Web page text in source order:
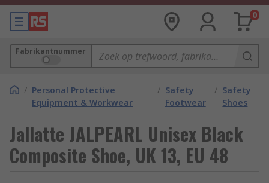
0
Fabrikantnummer
/ Personal Protective
Equipment & Workwear
/ Safety
Footwear
/ Safety
Shoes
Jallatte JALPEARL Unisex Black
Composite Shoe, UK 13, EU 48